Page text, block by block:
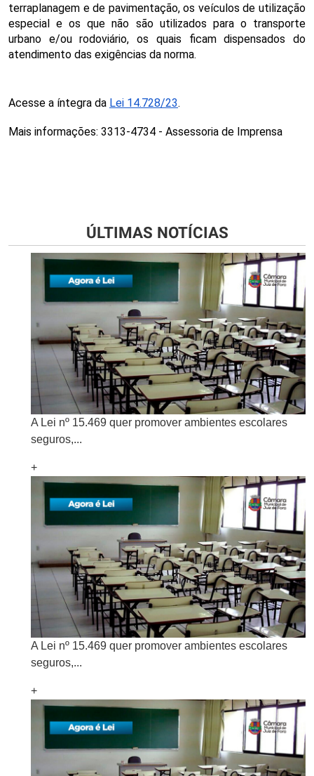
terraplanagem e de pavimentação, os veículos de utilização
especial e os que não são utilizados para o transporte
urbano e/ou rodoviário, os quais ficam dispensados do
atendimento das exigências da norma.
Acesse a íntegra da Lei 14.728/23.
Mais informações: 3313-4734 - Assessoria de Imprensa
ÚLTIMAS NOTÍCIAS
A Lei nº 15.469 quer promover ambientes escolares
seguros,...
+
A Lei nº 15.469 quer promover ambientes escolares
seguros,...
+